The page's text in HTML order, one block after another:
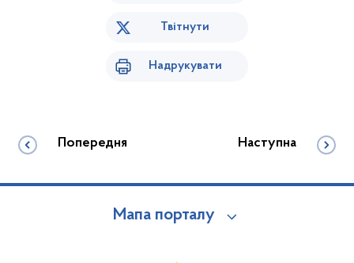
Твітнути
Надрукувати
Попередня Наступна
Мапа порталу